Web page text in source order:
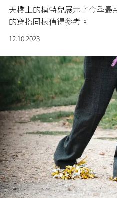
天橋上的模特兒展示了今季
的穿搭同樣值得參考。
12.10.2023